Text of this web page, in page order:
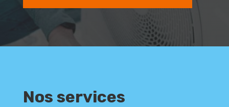
Nos services